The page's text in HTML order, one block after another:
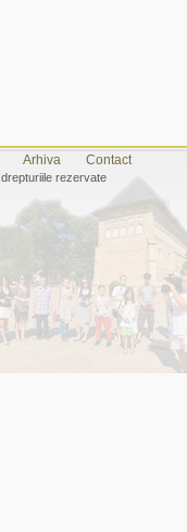
Arhiva Contact
rezervate